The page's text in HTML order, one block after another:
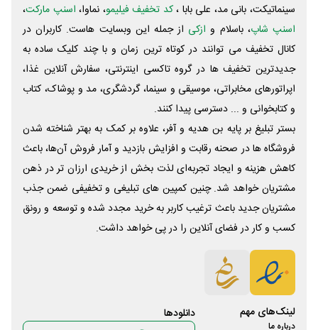
سینماتیکت، بانی مد، علی‌ بابا ،کد تخفیف فیلیمو، نماوا، اسنپ مارکت،
اسنپ شاپ، باسلام و ازکی از جمله این وبسایت ‌هاست. کاربران در
کانال تخفیف می توانند در کوتاه ترین زمان و با چند کلیک ساده به
جدیدترین تخفیف ها در گروه تاکسی اینترنتی، سفارش آنلاین غذا،
اپراتورهای مخابراتی، موسیقی و سینما، گردشگری، مد و پوشاک، کتاب
و کتابخوانی و ... دسترسی پیدا کنند.
بستر تبلیغ بر پایه بن هدیه و آفر، علاوه بر کمک به بهتر شناخته شدن
فروشگاه ها در صحنه رقابت و افزایش بازدید و آمار فروش آن‌ها، باعث
کاهش هزینه و ایجاد تجربه‌ای لذت بخش از خریدی ارزان تر در ذهن
مشتریان خواهد شد. چنین کمپین های تبلیغی و تخفیفی ضمن جذب
مشتریان جدید باعث ترغیب کاربر به خرید مجدد شده و توسعه و رونق
کسب و کار در فضای آنلاین را در پی خواهد داشت.
لینک‌های مهم
درباره ما
دانلود‌ها